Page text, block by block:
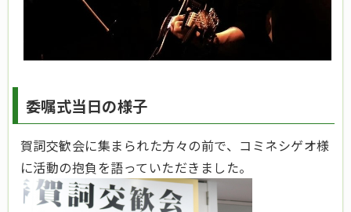
委嘱式当日の様子
賀詞交歓会に集まられた方々の前で、コミネシゲオ様
に活動の抱負を語っていただきました。